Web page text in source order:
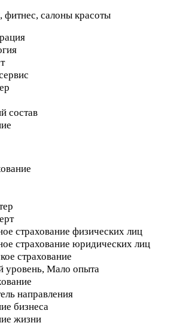
салоны красоты
состав
страхование физических лиц
страхование юридических лиц
страхование
уровень, Мало опыта
направления
бизнеса
жизни